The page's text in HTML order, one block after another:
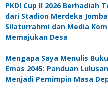
PKDI Cup II 2026 Berhadiah
dari Stadion Merdeka
Silaturrahmi dan Media
Memajukan Desa
Mengapa Saya Menulis
Emas 2045: Panduan
Menjadi Pemimpin Masa